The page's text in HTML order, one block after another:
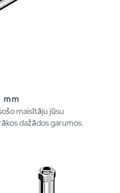
mm
maisītāju jūsu
dažādos garumos.